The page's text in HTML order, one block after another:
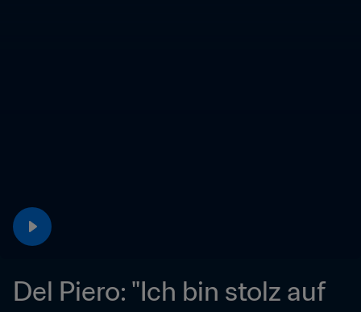
Del Piero: "Ich bin stolz auf